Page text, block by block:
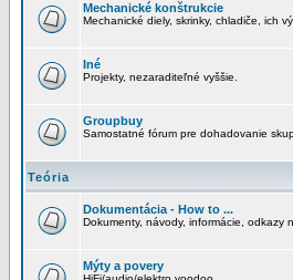
Mechanické konštrukcie
Mechanické diely, skrinky, chladiče, ich
Iné
Projekty, nezaraditeľné vyššie.
Groupbuy
Samostatné fórum pre dohadovanie
Teória
Dokumentácia - How to ...
Dokumenty, návody, informácie, odkazy
Mýty a povery